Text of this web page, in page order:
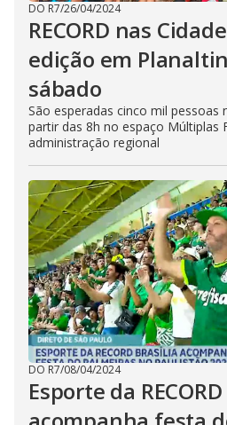
DO R7/26/04/2024
RECORD nas
edição em
sábado
São esperadas cinco mil pessoas
partir das 8h no espaço Múltiplas
administração regional
DO R7/08/04/2024
Esporte da